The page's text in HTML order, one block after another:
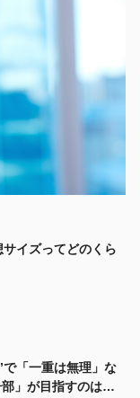
サイズってどのくら
「一重は無理」な
」が目指すのは、